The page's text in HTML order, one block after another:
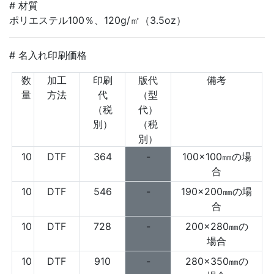
# 材質
ポリエステル100％、120g/㎡（3.5oz）
# 名入れ印刷価格
数
量
加工
方法
印刷
代
（税
別）
版代
（型
代）
（税
別）
備考
10 DTF 364 -
100×100㎜の場
合
10
DTF 546 -
190×200㎜の場
合
10
DTF 728 -
200×280㎜の
場合
10
DTF 910 -
280×350㎜の